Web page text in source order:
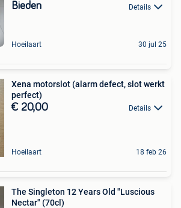
Bieden Details
Hoeilaart 30 jul 25
Xena motorslot (alarm defect, slot werkt
perfect)
€ 20,00 Details
Hoeilaart 18 feb 26
The Singleton 12 Years Old "Luscious
Nectar" (70cl)